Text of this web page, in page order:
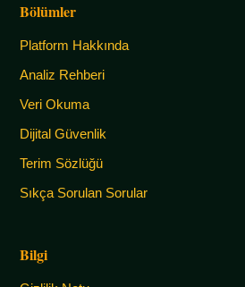
Bölümler
Platform Hakkında
Analiz Rehberi
Veri Okuma
Dijital Güvenlik
Terim Sözlüğü
Sıkça Sorulan Sorular
Bilgi